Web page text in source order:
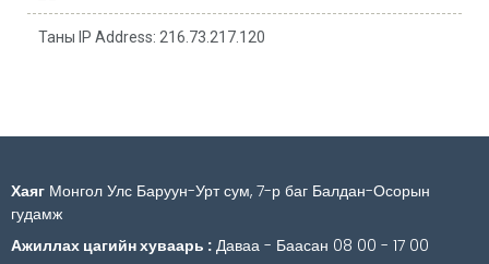
Таны IP Address: 216.73.217.120
Хаяг Монгол Улс Баруун-Урт сум, 7-р баг Балдан-Осорын
гудамж
Ажиллах цагийн хуваарь : Даваа - Баасан 08 00 - 17 00